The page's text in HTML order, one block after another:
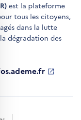
est la plateforme
tous les citoyens,
dans la lutte
dégradation des